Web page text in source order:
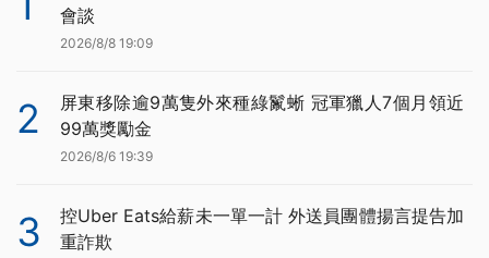
會談
2026/8/8 19:09
2
屏東移除逾9萬隻外來種綠鬣蜥 冠軍獵人7個月領近
99萬獎勵金
2026/8/6 19:39
3
控Uber Eats給薪未一單一計 外送員團體揚言提告加
重詐欺